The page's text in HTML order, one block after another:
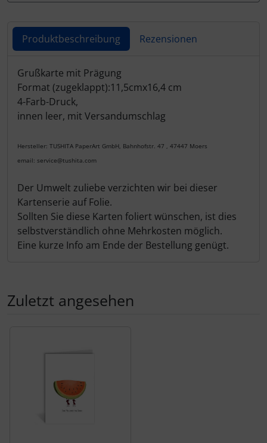
Produktbeschreibung Rezensionen
Produktbeschreibung
Grußkarte mit Prägung
Format (zugeklappt):11,5cmx16,4 cm
4-Farb-Druck,
innen leer, mit Versandumschlag
Hersteller: TUSHITA PaperArt GmbH, Bahnhofstr. 47 , 47447 Moers
email: service@tushita.com
Der Umwelt zuliebe verzichten wir bei dieser
Kartenserie auf Folie.
Sollten Sie diese Karten foliert wünschen, ist dies
selbstverständlich ohne Mehrkosten möglich.
Eine kurze Info am Ende der Bestellung genügt.
Zuletzt angesehen